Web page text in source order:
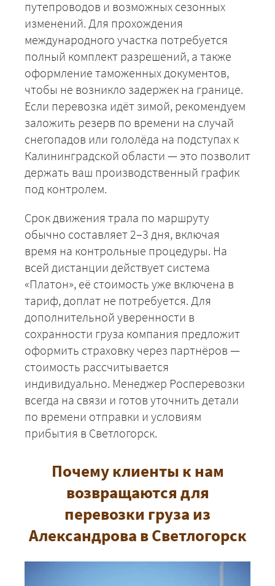
путепроводов и возможных сезонных
изменений. Для прохождения
международного участка потребуется
полный комплект разрешений, а также
оформление таможенных документов,
чтобы не возникло задержек на границе.
Если перевозка идёт зимой, рекомендуем
заложить резерв по времени на случай
снегопадов или гололёда на подступах к
Калининградской области — это позволит
держать ваш производственный график
под контролем.
Срок движения трала по маршруту
обычно составляет 2–3 дня, включая
время на контрольные процедуры. На
всей дистанции действует система
«Платон», её стоимость уже включена в
тариф, доплат не потребуется. Для
дополнительной уверенности в
сохранности груза компания предложит
оформить страховку через партнёров —
стоимость рассчитывается
индивидуально. Менеджер Росперевозки
всегда на связи и готов уточнить детали
по времени отправки и условиям
прибытия в Светлогорск.
Почему клиенты к нам
возвращаются для
перевозки груза из
Александрова в Светлогорск
ЗАКАЗАТЬ